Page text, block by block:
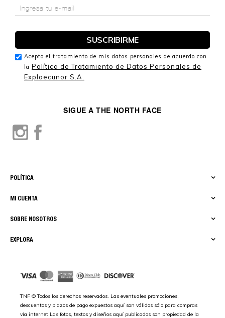
EXPLORA
SOBRE NOSOTROS
MI CUENTA
POLÍTICA
SIGUE A THE NORTH FACE
TNF © Todos los derechos reservados. Las eventuales promociones,
descuentos y plazos de pago expuestos aquí son válidos sólo para compras
vía internet.Las fotos, textos y diseños aquí publicados son propiedad de la
Acepto el tratamiento de mis datos personales de acuerdo con
la Política de Tratamiento de Datos Personales de
Exploecunor S.A.